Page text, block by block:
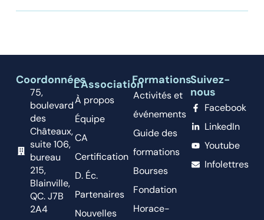
Coordonnées
75,
boulevard
des
Châteaux,
suite 106,
bureau
215,
Blainville,
QC. J7B
2A4
L'Association
À propos
Équipe
CA
Certification
D. Éc.
Partenaires
Nouvelles
Formations
Activités et
événements
Guide des
formations
Bourses
Fondation
Horace-
Suivez-
nous
Facebook
LinkedIn
Youtube
Infolettres